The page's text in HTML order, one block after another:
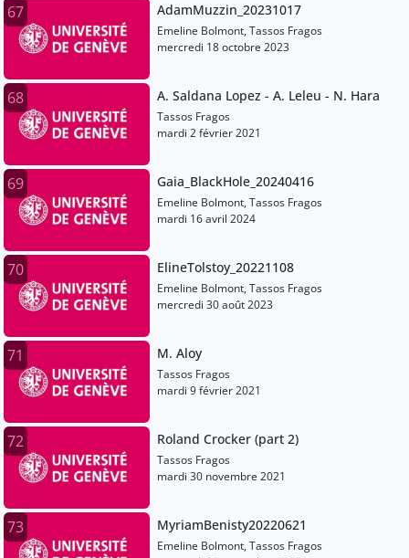
67 AdamMuzzin_20231017
Emeline Bolmont, Tassos Fragos
mercredi 18 octobre 2023
68 A. Saldana Lopez - A. Leleu - N. Hara
Tassos Fragos
mardi 2 février 2021
69 Gaia_BlackHole_20240416
Emeline Bolmont, Tassos Fragos
mardi 16 avril 2024
70 ElineTolstoy_20221108
Emeline Bolmont, Tassos Fragos
mercredi 30 août 2023
71 M. Aloy
Tassos Fragos
mardi 9 février 2021
72 Roland Crocker (part 2)
Tassos Fragos
mardi 30 novembre 2021
73 MyriamBenisty20220621
Emeline Bolmont, Tassos Fragos